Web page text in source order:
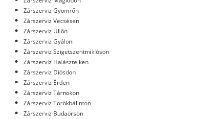
Zárszerviz Gyömrőn
Zárszerviz Vecsésen
Zárszerviz Üllőn
Zárszerviz Gyálon
Zárszerviz Szigetszentmiklóson
Zárszerviz Halásztelken
Zárszerviz Diósdon
Zárszerviz Érden
Zárszerviz Tárnokon
Zárszerviz Törökbálinton
Zárszerviz Budaörsön